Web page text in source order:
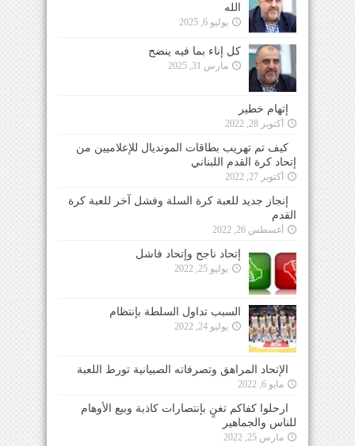
الله
يوليو 6, 2025
كل إناء بما فيه ينضح
مارس 31, 2025
إتهام خطير
أكتوبر 28, 2022
كيف تم تهريب بطاقات المونديال للإعلاميين من
إتحاد كرة القدم اللبناني
أكتوبر 27, 2022
إنجاز جديد للعبة كرة السلة وفشل آخر للعبة كرة
القدم
أغسطس 26, 2022
إتحاد ناجح وإتحاد فاشل
يوليو 25, 2022
السبب تداول السلطة بإنتظام
يوليو 24, 2022
الإتحاد المراهق وتصرفاته الصبيانية تورط اللعبة
مايو 6, 2022
ارحلوا كفاكم تغنٍ بإنتصارات كاذبة وبيع الأوهام
للناس والجماهير
مارس 25, 2022